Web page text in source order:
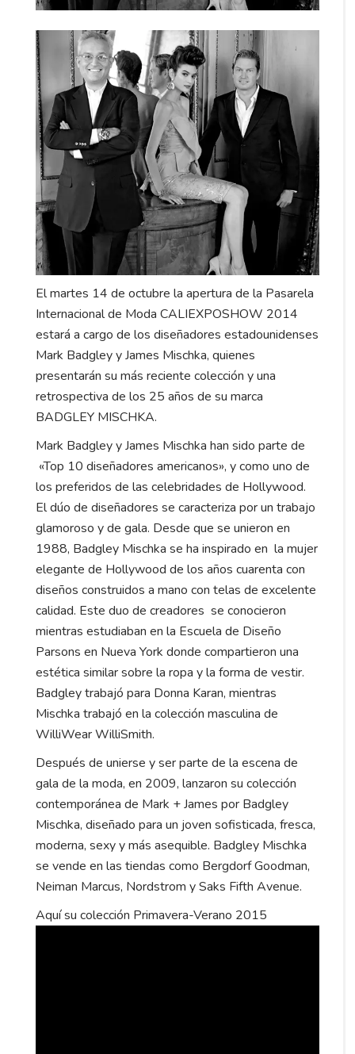
El martes 14 de octubre la apertura de la Pasarela
Internacional de Moda CALIEXPOSHOW 2014
estará a cargo de los diseñadores estadounidenses
Mark Badgley y James Mischka, quienes
presentarán su más reciente colección y una
retrospectiva de los 25 años de su marca
BADGLEY MISCHKA.
Mark Badgley y James Mischka han sido parte de
«Top 10 diseñadores americanos», y como uno de
los preferidos de las celebridades de Hollywood.
El dúo de diseñadores se caracteriza por un trabajo
glamoroso y de gala. Desde que se unieron en
1988, Badgley Mischka se ha inspirado en la mujer
elegante de Hollywood de los años cuarenta con
diseños construidos a mano con telas de excelente
calidad. Este duo de creadores se conocieron
mientras estudiaban en la Escuela de Diseño
Parsons en Nueva York donde compartieron una
estética similar sobre la ropa y la forma de vestir.
Badgley trabajó para Donna Karan, mientras
Mischka trabajó en la colección masculina de
WilliWear WilliSmith.
Después de unierse y ser parte de la escena de
gala de la moda, en 2009, lanzaron su colección
contemporánea de Mark + James por Badgley
Mischka, diseñado para un joven sofisticada, fresca,
moderna, sexy y más asequible. Badgley Mischka
se vende en las tiendas como Bergdorf Goodman,
Neiman Marcus, Nordstrom y Saks Fifth Avenue.
Aquí su colección Primavera-Verano 2015